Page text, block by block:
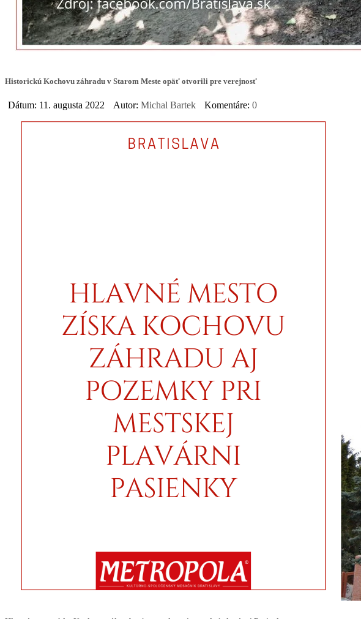
Historickú Kochovu záhradu v Starom Meste opäť otvorili pre verejnosť
Dátum: 11. augusta 2022 Autor: Michal Bartek Komentáre: 0